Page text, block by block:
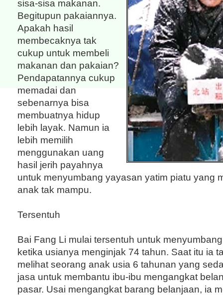
sisa-sisa makanan.
Begitupun pakaiannya.
Apakah hasil
membecaknya tak
cukup untuk membeli
makanan dan pakaian?
Pendapatannya cukup
memadai dan
sebenarnya bisa
membuatnya hidup
lebih layak. Namun ia
lebih memilih
menggunakan uang
hasil jerih payahnya
untuk menyumbang yayasan yatim piatu yang
anak tak mampu.
Tersentuh
Bai Fang Li mulai tersentuh untuk
ketika usianya menginjak 74 tahun. Saat itu ia
melihat seorang anak usia 6 tahunan yang
jasa untuk membantu ibu-ibu mengangkat
pasar. Usai mengangkat barang belanjaan, ia